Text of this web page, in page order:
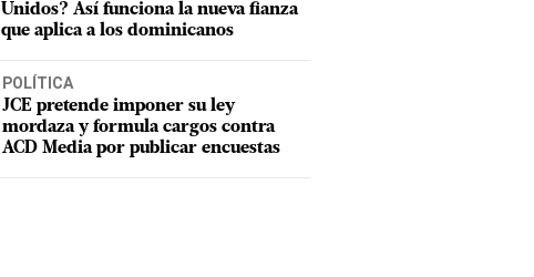
Unidos? Así funciona la nueva fianza
que aplica a los dominicanos
POLÍTICA
JCE pretende imponer su ley
mordaza y formula cargos contra
ACD Media por publicar encuestas